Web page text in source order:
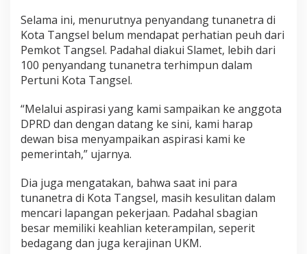
Selama ini, menurutnya penyandang tunanetra di
Kota Tangsel belum mendapat perhatian peuh dari
Pemkot Tangsel. Padahal diakui Slamet, lebih dari
100 penyandang tunanetra terhimpun dalam
Pertuni Kota Tangsel.
“Melalui aspirasi yang kami sampaikan ke anggota
DPRD dan dengan datang ke sini, kami harap
dewan bisa menyampaikan aspirasi kami ke
pemerintah,” ujarnya.
Dia juga mengatakan, bahwa saat ini para
tunanetra di Kota Tangsel, masih kesulitan dalam
mencari lapangan pekerjaan. Padahal sbagian
besar memiliki keahlian keterampilan, seperit
bedagang dan juga kerajinan UKM.